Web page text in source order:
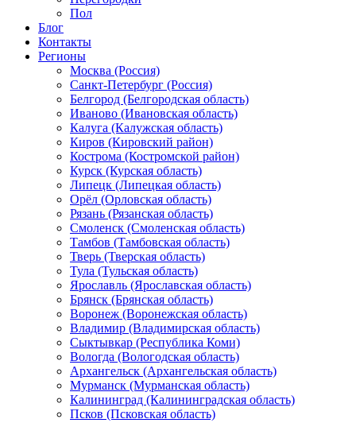
Пол
Блог
Контакты
Регионы
Москва (Россия)
Санкт-Петербург (Россия)
Белгород (Белгородская область)
Иваново (Ивановская область)
Калуга (Калужская область)
Киров (Кировский район)
Кострома (Костромской район)
Курск (Курская область)
Липецк (Липецкая область)
Орёл (Орловская область)
Рязань (Рязанская область)
Смоленск (Смоленская область)
Тамбов (Тамбовская область)
Тверь (Тверская область)
Тула (Тульская область)
Ярославль (Ярославская область)
Брянск (Брянская область)
Воронеж (Воронежская область)
Владимир (Владимирская область)
Сыктывкар (Республика Коми)
Вологда (Вологодская область)
Архангельск (Архангельская область)
Мурманск (Мурманская область)
Калининград (Калининградская область)
Псков (Псковская область)